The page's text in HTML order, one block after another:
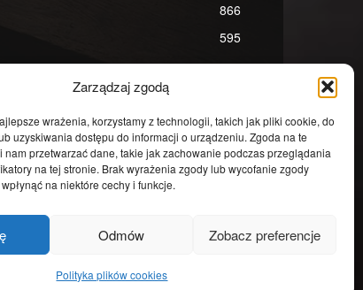
Zarządzaj zgodą
wrażenia, korzystamy z technologii, takich jak pliki cookie, do
uzyskiwania dostępu do informacji o urządzeniu. Zgoda na te
przetwarzać dane, takie jak zachowanie podczas przeglądania
na tej stronie. Brak wyrażenia zgody lub wycofanie zgody
na niektóre cechy i funkcje.
Odmów Zobacz preferencje
Polityka plików cookies
866
595